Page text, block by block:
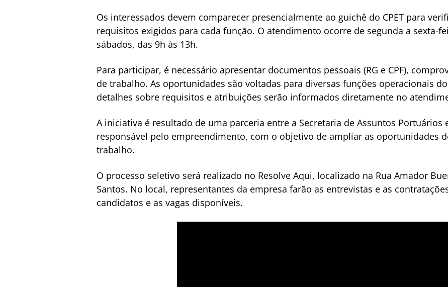
Os interessados devem comparecer presencialmente ao guichê do CPET para
requisitos exigidos para cada função. O atendimento ocorre de segunda a sexta-
sábados, das 9h às 13h.
Para participar, é necessário apresentar documentos pessoais (RG e CPF),
de trabalho. As oportunidades são voltadas para diversas funções operacionais
detalhes sobre requisitos e atribuições serão informados diretamente no
A iniciativa é resultado de uma parceria entre a Secretaria de Assuntos Portuários
responsável pelo empreendimento, com o objetivo de ampliar as oportunidades
trabalho.
O processo seletivo será realizado no Resolve Aqui, localizado na Rua Amador
Santos. No local, representantes da empresa farão as entrevistas e as
candidatos e as vagas disponíveis.